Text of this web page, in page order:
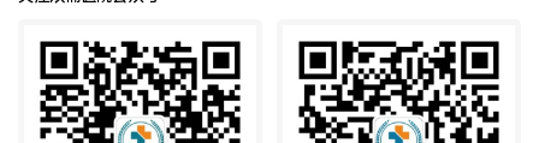
院内新闻 媒体报道